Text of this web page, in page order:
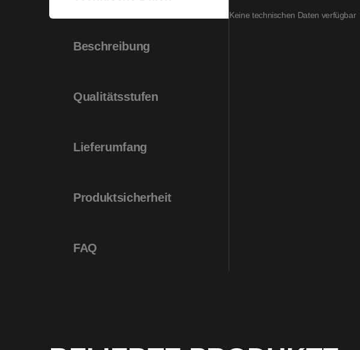
Beschreibung
Qualitätsstufen
Lieferumfang
Produktsicherheit
FAQ
Keine technischen Daten verfügbar